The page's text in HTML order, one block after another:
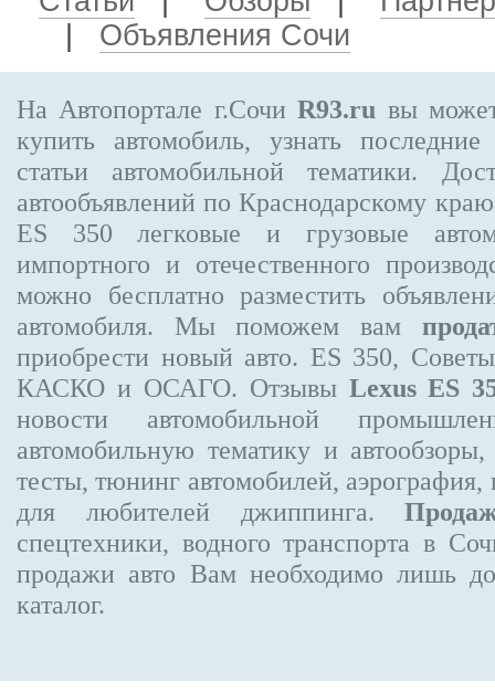
Объявления Сочи
На Автопортале г.СочиR93.ru вы
купить автомобиль, узнать
статьи автомобильной тематики.
автообъявлений по Краснодарскому
ES 350 легковые и грузовые
импортного и отечественного
можно бесплатно разместить
автомобиля. Мы поможем вам
приобрести новый авто. ES 350,
КАСКО и ОСАГО. Отзывы Lexus ES
новости автомобильной
автомобильную тематику и
тесты, тюнинг автомобилей,
для любителей джиппинга.
спецтехники, водного транспорта в
продажи авто Вам необходимо лишь
каталог.